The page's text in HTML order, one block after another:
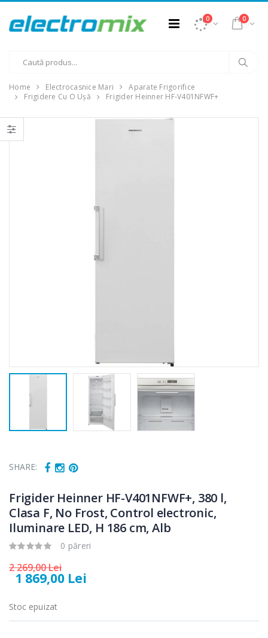
0 0
Home Electrocasnice Mari
Aparate Frigorifice
Frigidere Cu O Ușă
Frigider Heinner HF-V401NFWF+
SHARE:
Frigider Heinner HF-V401NFWF+, 380 l,
Clasa F, No Frost, Control electronic,
Iluminare LED, H 186 cm, Alb
0 păreri
2 269,00 Lei
1 869,00 Lei
Stoc epuizat
-15%
Cuptor cu
microunde
289,00 Lei
Espressor
automat